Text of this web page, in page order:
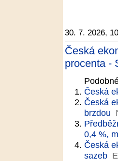
30. 7. 2026,
Česká
procenta -
Česká
Česká
brzdou
0,4 %,
Česká
sazeb